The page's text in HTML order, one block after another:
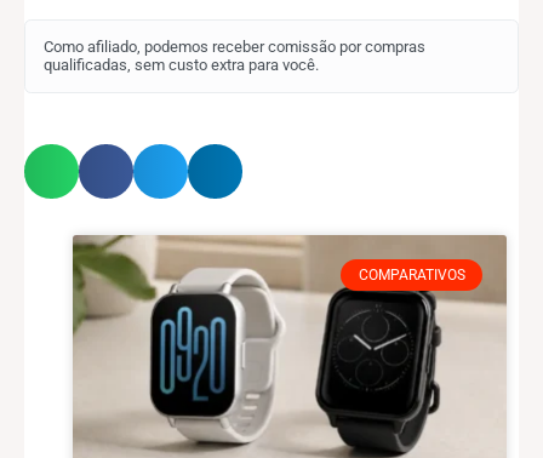
Como afiliado, podemos receber comissão por compras
qualificadas, sem custo extra para você.
COMPARATIVOS